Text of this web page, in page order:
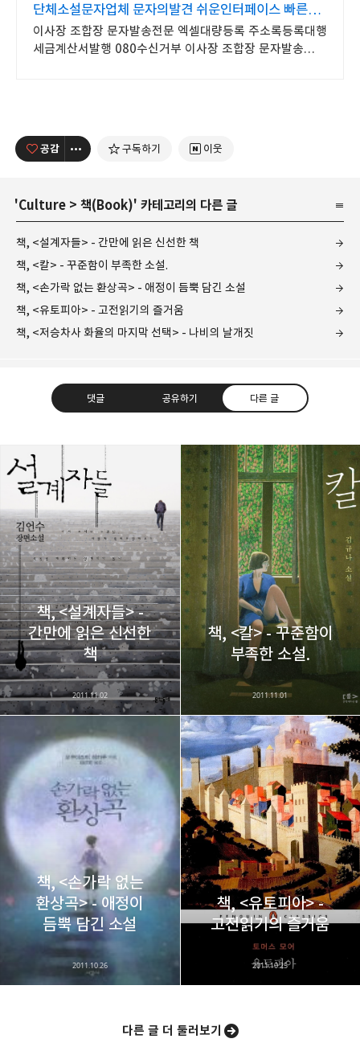
단체소설문자업체 문자의발견 쉬운인터페이스 빠른
발송
이사장 조합장 문자발송전문 엑셀대량등록 주소록등록대행
세금계산서발행 080수신거부 이사장 조합장 문자발송
공감 구독하기 이웃
'Culture > 책(Book)' 카테고리의 다른 글
책, <설계자들> - 간만에 읽은 신선한 책
책, <칼> - 꾸준함이 부족한 소설.
책, <손가락 없는 환상곡> - 애정이 듬뿍 담긴 소설
책, <유토피아> - 고전읽기의 즐거움
책, <저승차사 화율의 마지막 선택> - 나비의 날개짓
댓글 공유하기 다른 글
레이니아
다방면의 깊은 관심과 얕은 이해도를 갖춘 보편적
비주류이자 진화하는 영원한 주변인.
구독하기
구독하기 카카오톡 라인 트위터
카카오스토리 밴드 네이버 블로그
책, <설계자들> -
간만에 읽은 신선한
책
2011.11.02
책, <칼> - 꾸준함이
부족한 소설.
2011.11.01
책, <손가락 없는
환상곡> - 애정이
듬뿍 담긴 소설
2011.10.26
책, <유토피아> -
고전읽기의 즐거움
2011.10.25
다른 글 더 둘러보기